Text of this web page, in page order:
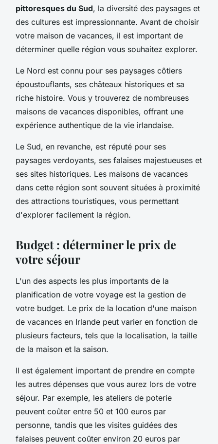
pittoresques du Sud, la diversité des paysages et
des cultures est impressionnante. Avant de choisir
votre maison de vacances, il est important de
déterminer quelle région vous souhaitez explorer.
Le Nord est connu pour ses paysages côtiers
époustouflants, ses châteaux historiques et sa
riche histoire. Vous y trouverez de nombreuses
maisons de vacances disponibles, offrant une
expérience authentique de la vie irlandaise.
Le Sud, en revanche, est réputé pour ses
paysages verdoyants, ses falaises majestueuses et
ses sites historiques. Les maisons de vacances
dans cette région sont souvent situées à proximité
des attractions touristiques, vous permettant
d'explorer facilement la région.
Budget : déterminer le prix de
votre séjour
L'un des aspects les plus importants de la
planification de votre voyage est la gestion de
votre budget. Le prix de la location d'une maison
de vacances en Irlande peut varier en fonction de
plusieurs facteurs, tels que la localisation, la taille
de la maison et la saison.
Il est également important de prendre en compte
les autres dépenses que vous aurez lors de votre
séjour. Par exemple, les ateliers de poterie
peuvent coûter entre 50 et 100 euros par
personne, tandis que les visites guidées des
falaises peuvent coûter environ 20 euros par